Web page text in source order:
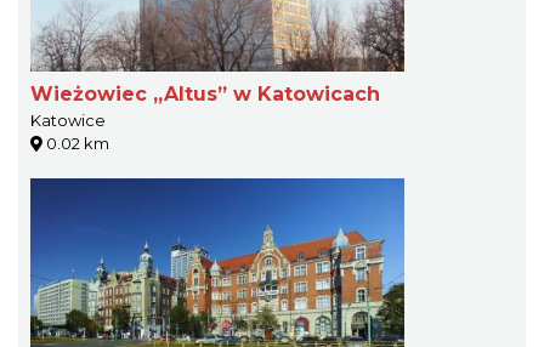
Wieżowiec „Altus” w Katowicach
Katowice
0.02 km